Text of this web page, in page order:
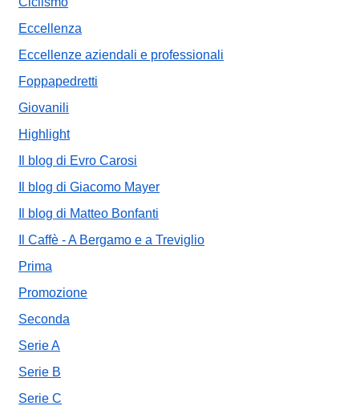
Eccellenza
Eccellenze aziendali e professionali
Foppapedretti
Giovanili
Highlight
Il blog di Evro Carosi
Il blog di Giacomo Mayer
Il blog di Matteo Bonfanti
Il Caffè - A Bergamo e a Treviglio
Prima
Promozione
Seconda
Serie A
Serie B
Serie C